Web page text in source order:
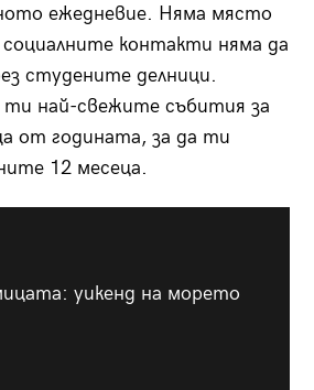
ежедневие. Няма място
контакти няма да
студените делници.
най-свежите събития за
от годината, за да ти
12 месеца.
уикенд на морето